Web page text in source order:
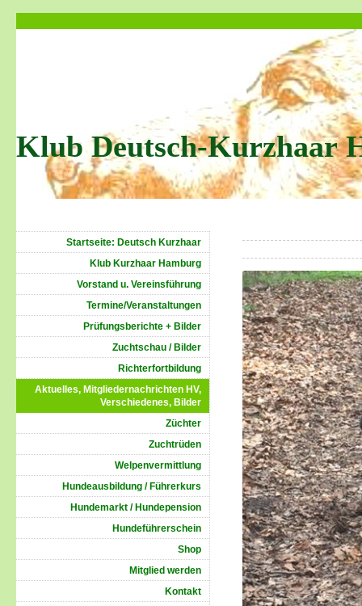
Klub Deutsch-Kurzhaar
Startseite: Deutsch Kurzhaar
Klub Kurzhaar Hamburg
Vorstand u. Vereinsführung
Termine/Veranstaltungen
Prüfungsberichte + Bilder
Zuchtschau / Bilder
Richterfortbildung
Aktuelles, Mitgliedernachrichten HV,
Verschiedenes, Bilder
Züchter
Zuchtrüden
Welpenvermittlung
Hundeausbildung / Führerkurs
Hundemarkt / Hundepension
Hundeführerschein
Shop
Mitglied werden
Kontakt